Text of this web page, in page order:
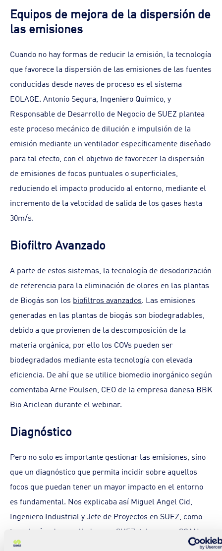
Equipos de mejora de la dispersión de
las emisiones
Cuando no hay formas de reducir la emisión, la tecnología
que favorece la dispersión de las emisiones de las fuentes
conducidas desde naves de proceso es el sistema
EOLAGE. Antonio Segura, Ingeniero Químico, y
Responsable de Desarrollo de Negocio de SUEZ plantea
este proceso mecánico de dilución e impulsión de la
emisión mediante un ventilador específicamente diseñado
para tal efecto, con el objetivo de favorecer la dispersión
de emisiones de focos puntuales o superficiales,
reduciendo el impacto producido al entorno, mediante el
incremento de la velocidad de salida de los gases hasta
30m/s.
Biofiltro Avanzado
A parte de estos sistemas, la tecnología de desodorización
de referencia para la eliminación de olores en las plantas
de Biogás son los biofiltros avanzados. Las emisiones
generadas en las plantas de biogás son biodegradables,
debido a que provienen de la descomposición de la
materia orgánica, por ello los COVs pueden ser
biodegradados mediante esta tecnología con elevada
eficiencia. De ahí que se utilice biomedio inorgánico según
comentaba Arne Poulsen, CEO de la empresa danesa BBK
Bio Ariclean durante el webinar.
Diagnóstico
Pero no solo es importante gestionar las emisiones, sino
que un diagnóstico que permita incidir sobre aquellos
focos que puedan tener un mayor impacto en el entorno
es fundamental. Nos explicaba así Miguel Angel Cid,
Ingeniero Industrial y Jefe de Proyectos en SUEZ, como
tecnologías desarrolladas por SUEZ, tales como SCAN
360: Smart Inspection, SCAN 360: Quick Scan y Vision 360,